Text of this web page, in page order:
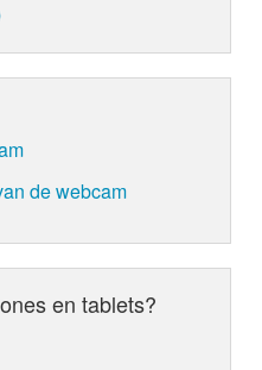
de webcam
en tablets?